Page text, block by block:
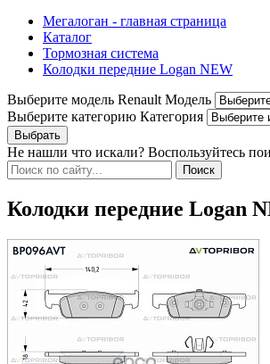
Мегалоган - главная страница
Каталог
Тормозная система
Колодки передние Logan NEW
Выберите модель Renault Модель
Выберите категорию Категория
Не нашли что искали? Воспользуйтесь
Колодки передние Logan